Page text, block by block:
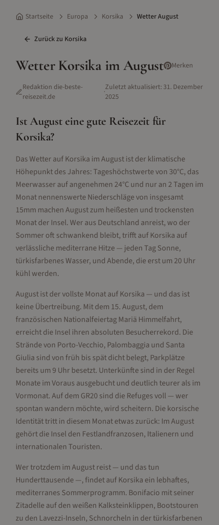
Startseite Europa Korsika Wetter August
Zurück zu Korsika
WetterKorsikaimAugust Merken
Redaktion die-beste-
reisezeit.de
·Zuletzt aktualisiert: 31. Dezember
2025
IstAugusteine gute Reisezeit für
Korsika?
Das Wetter auf Korsika im August ist der klimatische
Höhepunkt des Jahres: Tageshöchstwerte von 30°C, das
Meerwasser auf angenehmen 24°C und nur an 2 Tagen im
Monat nennenswerte Niederschläge von insgesamt
15mm machen August zum heißesten und trockensten
Monat der Insel. Wer aus Deutschland anreist, wo der
Sommer oft schwankend bleibt, trifft auf Korsika auf
verlässliche mediterrane Hitze — jeden Tag Sonne,
türkisfarbenes Wasser, und Abende, die erst um 20 Uhr
kühl werden.
August ist der vollste Monat auf Korsika — und das ist
keine Übertreibung. Mit dem 15. August, dem
französischen Nationalfeiertag Mariä Himmelfahrt,
erreicht die Insel ihren absoluten Besucherrekord. Die
Strände von Porto-Vecchio, Palombaggia und Santa
Giulia sind von früh bis spät dicht belegt, Parkplätze
bereits um 9 Uhr besetzt. Unterkünfte sind in der Regel
Monate im Voraus ausgebucht und deutlich teurer als im
Vormonat. Auf dem GR20 sind die Refuges voll — wer
spontan wandern möchte, wird scheitern. Die korsische
Identität tritt in diesem Monat etwas zurück: Im August
gehört die Insel den Festlandfranzosen, Italienern und
internationalen Touristen.
Wer trotzdem im August reist — und das tun
Hunderttausende —, findet auf Korsika ein lebhaftes,
mediterranes Sommerprogramm. Bonifacio mit seiner
Zitadelle auf den weißen Kalksteinklippen, Bootstouren
zu den Lavezzi-Inseln, Schnorcheln in der türkisfarbenen